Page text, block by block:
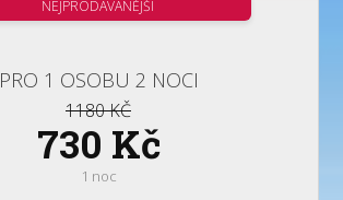
PRO 1 OSOBU 2 NOCI
1180 KČ
730 Kč
1 noc
NEJPRODÁVANĚJŠÍ